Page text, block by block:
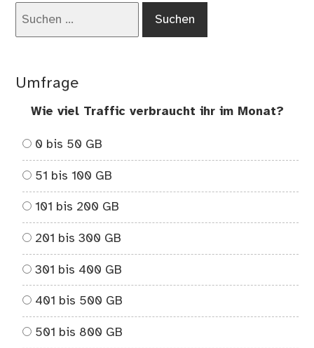
Umfrage
Wie viel Traffic verbraucht ihr im Monat?
0 bis 50 GB
51 bis 100 GB
101 bis 200 GB
201 bis 300 GB
301 bis 400 GB
401 bis 500 GB
501 bis 800 GB